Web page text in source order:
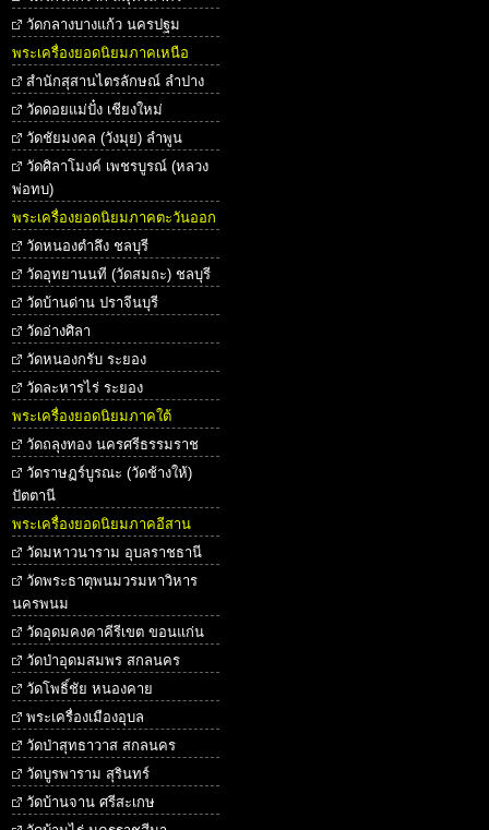
วัดกลางบางแก้ว นครปฐม
พระเครื่องยอดนิยมภาคเหนือ
สำนักสุสานไตรลักษณ์ ลำปาง
วัดดอยแม่ปั๋ง เชียงใหม่
วัดชัยมงคล (วังมุย) ลำพูน
วัดศิลาโมงค์ เพชรบูรณ์ (หลวง
พ่อทบ)
พระเครื่องยอดนิยมภาคตะวันออก
วัดหนองตำลึง ชลบุรี
วัดอุทยานนที (วัดสมถะ) ชลบุรี
วัดบ้านด่าน ปราจีนบุรี
วัดอ่างศิลา
วัดหนองกรับ ระยอง
วัดละหารไร่ ระยอง
พระเครื่องยอดนิยมภาคใต้
วัดถลุงทอง นครศรีธรรมราช
วัดราษฏร์บูรณะ (วัดช้างให้)
ปัตตานี
พระเครื่องยอดนิยมภาคอีสาน
วัดมหาวนาราม อุบลราชธานี
วัดพระธาตุพนมวรมหาวิหาร
นครพนม
วัดอุดมคงคาคีรีเขต ขอนแก่น
วัดป่าอุดมสมพร สกลนคร
วัดโพธิ์ชัย หนองคาย
พระเครื่องเมืองอุบล
วัดป่าสุทธาวาส สกลนคร
วัดบูรพาราม สุรินทร์
วัดบ้านจาน ศรีสะเกษ